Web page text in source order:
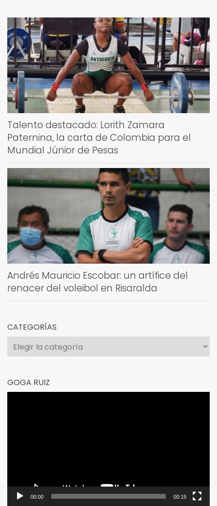
Talento destacado: Lorith Zamara
Paternina, la carta de Colombia para el
Mundial Júnior de Pesas
Andrés Mauricio Escobar: un artífice del
renacer del voleibol en Risaralda
CATEGORÍAS
Categorías
GOGA RUIZ
00:00 00:15